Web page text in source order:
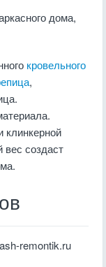
дома,
кровельного
,
клинкерной
создаст
remontik.ru